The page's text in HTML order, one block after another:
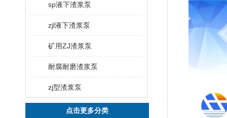
sp液下渣浆泵
zjl液下渣浆泵
矿用ZJ渣浆泵
耐腐耐磨渣浆泵
zj型渣浆泵
点击更多分类